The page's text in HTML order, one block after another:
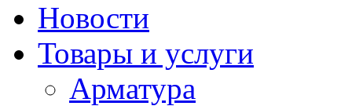
Новости
Товары и услуги
Арматура